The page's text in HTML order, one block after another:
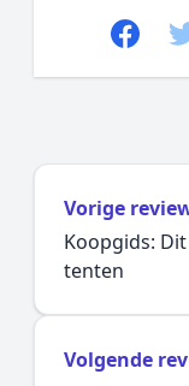
Vorige
Koopgids:
tenten
Volgende